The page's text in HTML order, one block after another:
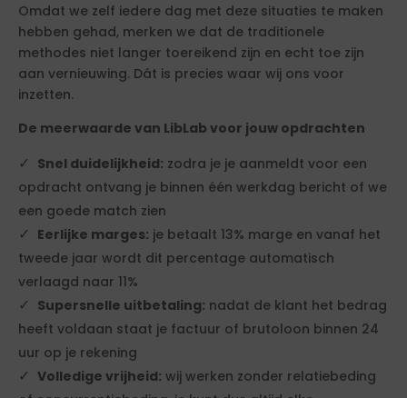
Omdat we zelf iedere dag met deze situaties te maken
hebben gehad, merken we dat de traditionele
methodes niet langer toereikend zijn en echt toe zijn
aan vernieuwing. Dát is precies waar wij ons voor
inzetten.
De meerwaarde van LibLab voor jouw opdrachten
Snel duidelijkheid: zodra je je aanmeldt voor een
opdracht ontvang je binnen één werkdag bericht of we
een goede match zien
Eerlijke marges: je betaalt 13% marge en vanaf het
tweede jaar wordt dit percentage automatisch
verlaagd naar 11%
Supersnelle uitbetaling: nadat de klant het bedrag
heeft voldaan staat je factuur of brutoloon binnen 24
uur op je rekening
Volledige vrijheid: wij werken zonder relatiebeding